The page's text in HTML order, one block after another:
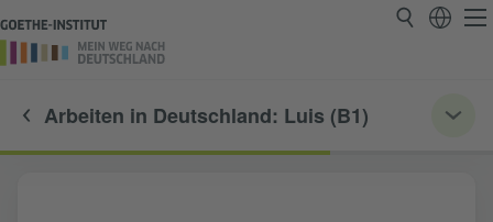
Arbeiten in Deutschland: Luis (B1)